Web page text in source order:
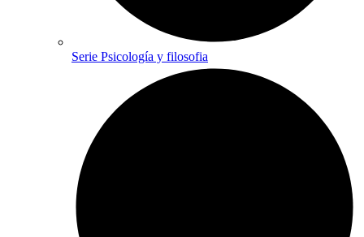
Serie Psicología y filosofia